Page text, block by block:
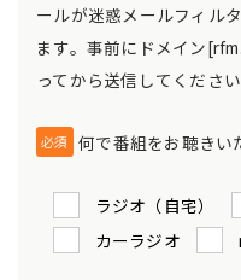
ールが迷惑メールフィル
ます。事前にドメイン
ってから送信してください
必須 何で番組をお聴きい
ラジオ（自宅）
カーラジオ